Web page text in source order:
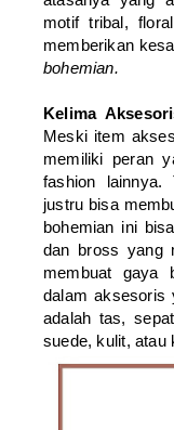
motif tribal,
memberikan
bohemian.
Kelima
Meski item
memiliki peran
fashion lainnya.
justru bisa
bohemian ini
dan bross yang
membuat gaya
dalam aksesoris
adalah tas,
suede, kulit, atau